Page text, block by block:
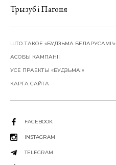
Трызуб і Пагоня
ШТО ТАКОЕ «БУДЗЬМА БЕЛАРУСАМІ!»
АСОБЫ КАМПАНІІ
УСЕ ПРАЕКТЫ «БУДЗЬМА!»
КАРТА САЙТА
FACEBOOK
INSTAGRAM
TELEGRAM